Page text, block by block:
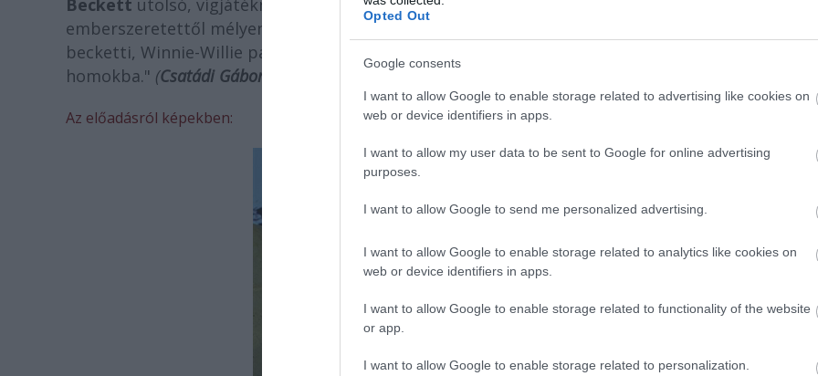
Opted Out
Google consents
I want to allow Google to enable storage related to advertising like cookies on
web or device identifiers in apps.
I want to allow my user data to be sent to Google for online advertising
purposes.
I want to allow Google to send me personalized advertising.
I want to allow Google to enable storage related to analytics like cookies on
web or device identifiers in apps.
I want to allow Google to enable storage related to functionality of the website
or app.
I want to allow Google to enable storage related to personalization.
Beckett utolsó, vígjátéknak szánt Szép napokelőadását (
emberszeretettől mélyen átszőtt textilként teregeti ki nekünk ebben a két felvonásban. Ezt a
becketti, Winnie-Willie páros abszurdot, a maga abszurdságában teljesen közénk ássa be a
homokba." (Csatádi Gábor
Az előadásról képekben: